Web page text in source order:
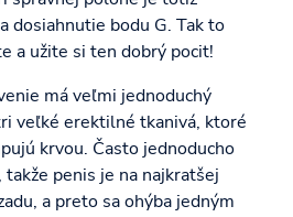
dosiahnutie bodu G. Tak to
a užite si ten dobrý pocit!
má veľmi jednoduchý
veľké erektilné tkanivá, ktoré
krvou. Často jednoducho
penis je na najkratšej
a preto sa ohýba jedným